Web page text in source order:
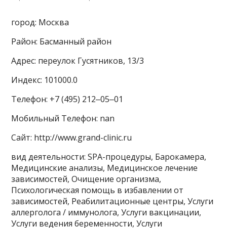
город: Москва
Район: Басманный район
Адрес: переулок Гусятников, 13/3
Индекс: 101000.0
Телефон: +7 (495) 212‒05‒01
Мобильный Телефон: nan
Сайт: http://www.grand-clinic.ru
вид деятельности: SPA-процедуры, Барокамера,
Медицинские анализы, Медицинское лечение
зависимостей, Очищение организма,
Психологическая помощь в избавлении от
зависимостей, Реабилитационные центры, Услуги
аллерголога / иммунолога, Услуги вакцинации,
Услуги ведения беременности, Услуги